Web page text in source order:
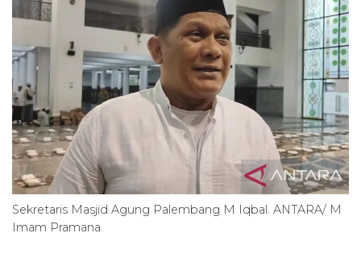
Sekretaris Masjid Agung Palembang M Iqbal. ANTARA/ M
Imam Pramana.